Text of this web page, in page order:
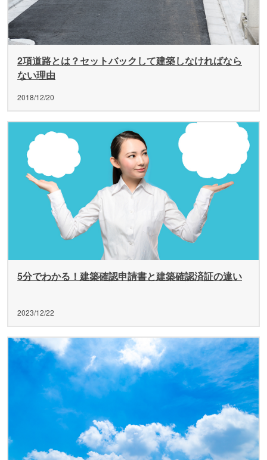
2項道路とは？セットバックして建築しなければなら
ない理由
2018/12/20
5分でわかる！建築確認申請書と建築確認済証の違い
2023/12/22